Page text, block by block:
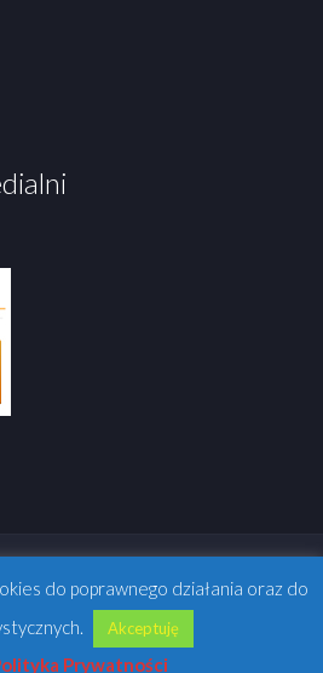
IBE.pl
do poprawnego działania oraz do
Akceptuję
Prywatności